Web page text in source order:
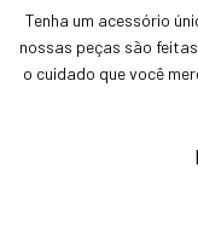
Tenha um acessório
nossas peças são
o cuidado que você